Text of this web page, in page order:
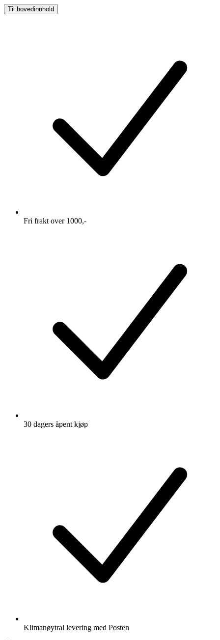
Til hovedinnhold
Fri frakt over 1000,-
30 dagers åpent kjøp
Klimanøytral levering med Posten